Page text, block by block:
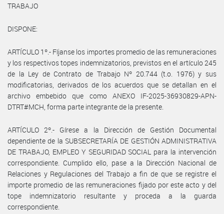
TRABAJO
DISPONE:
ARTÍCULO 1º.- Fíjanse los importes promedio de las remuneraciones
y los respectivos topes indemnizatorios, previstos en el artículo 245
de la Ley de Contrato de Trabajo Nº 20.744 (t.o. 1976) y sus
modificatorias, derivados de los acuerdos que se detallan en el
archivo embebido que como ANEXO IF-2025-36930829-APN-
DTRT#MCH, forma parte integrante de la presente.
ARTÍCULO 2º.- Gírese a la Dirección de Gestión Documental
dependiente de la SUBSECRETARÍA DE GESTIÓN ADMINISTRATIVA
DE TRABAJO, EMPLEO Y SEGURIDAD SOCIAL para la intervención
correspondiente. Cumplido ello, pase a la Dirección Nacional de
Relaciones y Regulaciones del Trabajo a fin de que se registre el
importe promedio de las remuneraciones fijado por este acto y del
tope indemnizatorio resultante y proceda a la guarda
correspondiente.